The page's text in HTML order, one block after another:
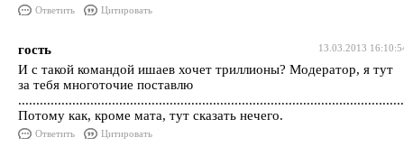
Ответить Цитировать
13.03.2013
гость
И с такой командой ишаев хочет триллионы? Модератор, я тут
за тебя многоточие поставлю
Потому как, кроме мата, тут сказать нечего.
Ответить Цитировать